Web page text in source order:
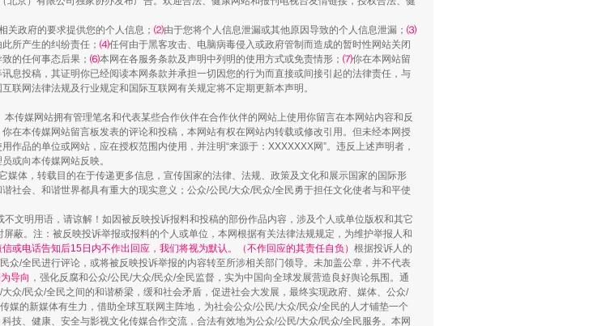
走近一线检察官
“谁都不怕”的他落马了
关政府的要求提供您的个人信息； ⑵由于您将个人信息泄漏或其他原因导致的个人信息泄漏； ⑶
所产生的纠纷责任； ⑷任何由于黑客攻击、电脑病毒侵入或政府管制而造成的暂时性网站关闭
的任何事态后果； ⑹本网在各服务条款及声明中列明的使用方式或免责情形； ⑺你在本网站留
息投稿，其证明你已经阅读本网条款并承担一切因您的行为而直接或间接引起的法律责任，与
联网法律法规及行业规定和国际互联网有关规定将不定期更新本声明。
传媒网站拥有管理笔名和代表某些合作伙伴在合作伙伴的网站上使用你留言在本网站内容和反
在本传媒网站留言板发表的评论和投稿，本网站有权在网站内转载或修改引用。但未经本网授
品的单位或网站，应在授权范围内使用，并注明“来源于：XXXXXXX网”。违反上述声明者，
或向本传媒网站反映。
媒体，转载目的在于传递更多信息，宣传国家的法律、法规、政策及文化和展示国家的国际形
社会、和谐世界都具有重大的现实意义；公众/公民/大众/民众/全民勇于担任文化使者与和平使
文明用语，请谅解！如因被反映投诉报料和投稿的部份作品内容，涉及个人或单位版权和其它
蔽。注：被反映投诉举报或报料的个人或单位，本网根据有关法律法规规定，为维护举报人和
或电话告知后15日内不作出回应，我们将视为默认。（不作回应的其责任自负） 根据投诉人的
众/全民进行评论，或将被反映投诉举报的内容转至所涉相关部门领导。未加盖公章，并不代表
导向 ，强化反腐和公众/公民/大众/民众/全民监督，实为中国向全球发展营造良好舆论氛围。通
众/民众/全民之间的和谐桥梁，缓和社会矛盾，促进社会大发展，最终实现政府、媒体、公众/
的新媒体有生力，借助全球互联网主阵地，为社会公众/公民/大众/民众/全民的人才铺垫一个
技、健康、安全与影视文化传媒合作交流，合法有效地为公众/公民/大众/民众/全民服务。本网